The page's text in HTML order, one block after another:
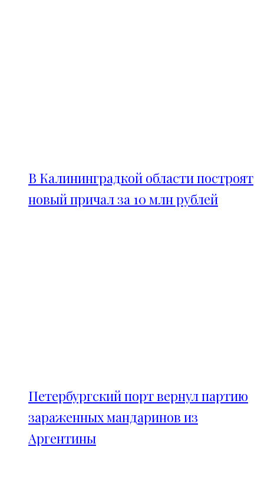
В Калининградкой области построят
новый причал за 10 млн рублей
Петербургский порт вернул партию
зараженных мандаринов из
Аргентины